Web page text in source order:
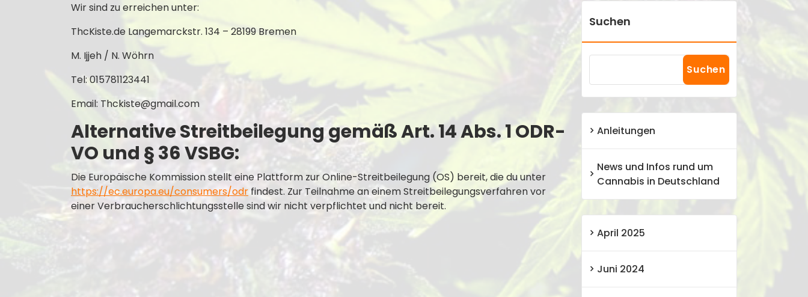
Wir sind zu erreichen unter:
ThcKiste.de Langemarckstr. 134 – 28199 Bremen
M. Ijjeh / N. Wöhrn
Tel: 015781123441
Email: Thckiste@gmail.com
Alternative Streitbeilegung gemäß Art. 14 Abs. 1 ODR-
VO und § 36 VSBG:
Die Europäische Kommission stellt eine Plattform zur Online-Streitbeilegung (OS) bereit, die du unter
https://ec.europa.eu/consumers/odr findest. Zur Teilnahme an einem Streitbeilegungsverfahren vor
einer Verbraucherschlichtungsstelle sind wir nicht verpflichtet und nicht bereit.
Suchen
Suchen
Anleitungen
News und Infos rund um
Cannabis in Deutschland
April 2025
Juni 2024